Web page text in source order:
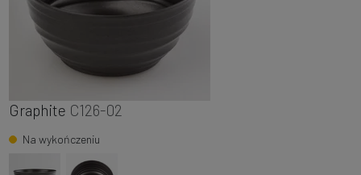
Graphite C126-02
Na wykończeniu